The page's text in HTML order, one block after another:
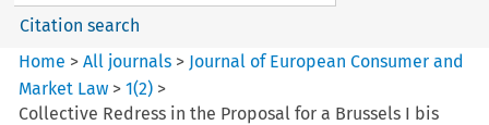
Citation search
Home >All journals > Journal of European Consumer and
Market Law >1(2) >
Collective Redress in the Proposal for a Brussels I bis